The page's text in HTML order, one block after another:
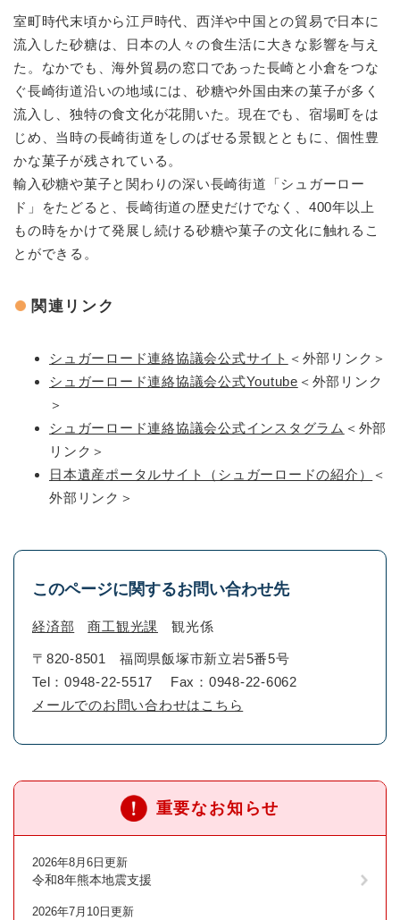
室町時代末頃から江戸時代、西洋や中国との貿易で日本に
流入した砂糖は、日本の人々の食生活に大きな影響を与え
た。なかでも、海外貿易の窓口であった長崎と小倉をつな
ぐ長崎街道沿いの地域には、砂糖や外国由来の菓子が多く
流入し、独特の食文化が花開いた。現在でも、宿場町をは
じめ、当時の長崎街道をしのばせる景観とともに、個性豊
かな菓子が残されている。
輸入砂糖や菓子と関わりの深い長崎街道「シュガーロー
ド」をたどると、長崎街道の歴史だけでなく、400年以上
もの時をかけて発展し続ける砂糖や菓子の文化に触れるこ
とができる。
関連リンク
シュガーロード連絡協議会公式サイト ＜外部リンク＞
シュガーロード連絡協議会公式Youtube ＜外部リンク
＞
シュガーロード連絡協議会公式インスタグラム ＜外部
リンク＞
日本遺産ポータルサイト（シュガーロードの紹介）
＜
外部リンク＞
このページに関するお問い合わせ先
経済部 商工観光課 観光係
〒820-8501
福岡県飯塚市新立岩5番5号
Tel：0948-22-5517
Fax：0948-22-6062
メールでのお問い合わせはこちら
重要なお知らせ
2026年8月6日更新
令和8年熊本地震支援
2026年7月10日更新